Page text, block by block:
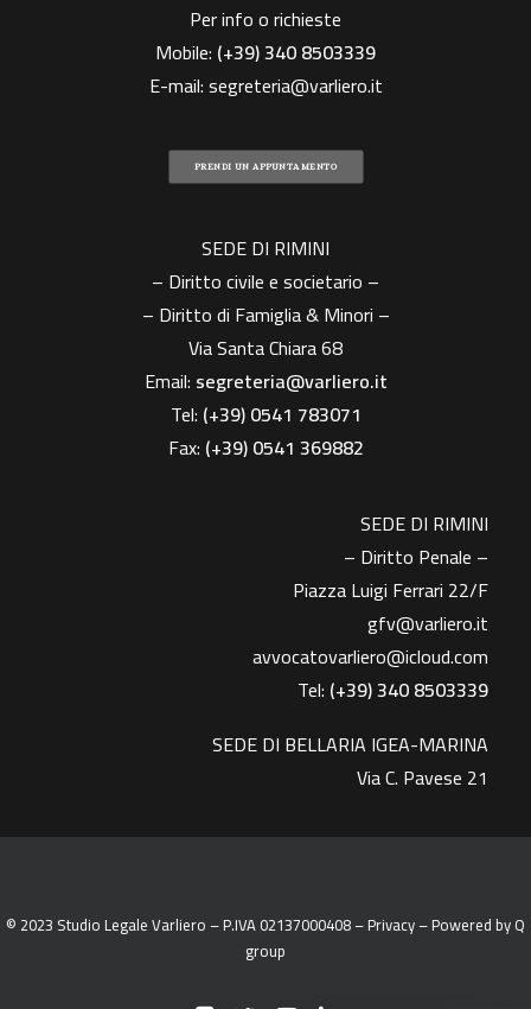
Per info o richieste
Mobile: (+39)340 8503339
E-mail:segreteria@varliero.it
PRENDI UN APPUNTAMENTO
SEDE DI RIMINI
– Diritto civile e societario –
– Diritto di Famiglia & Minori –
Via Santa Chiara 68
Email: segreteria@varliero.it
Tel: (+39) 0541 783071
Fax: (+39)0541 369882
SEDE DI RIMINI
– Diritto Penale –
Piazza Luigi Ferrari 22/F
gfv@varliero.it
avvocatovarliero@icloud.com
Tel: (+39) 340 8503339
SEDE DI BELLARIA IGEA-MARINA
Via C. Pavese 21
© 2023 Studio Legale Varliero – P.IVA 02137000408 –Privacy– Powered byQ
group